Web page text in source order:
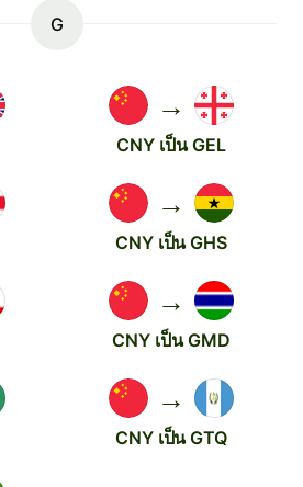
G
→
CNY เป็น GEL
→
CNY เป็น GHS
→
CNY เป็น GMD
→
CNY เป็น GTQ